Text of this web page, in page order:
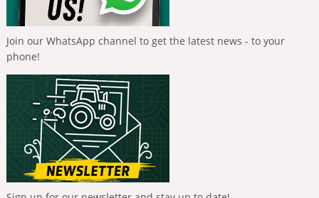
Join our WhatsApp channel to get the latest news - to your
phone!